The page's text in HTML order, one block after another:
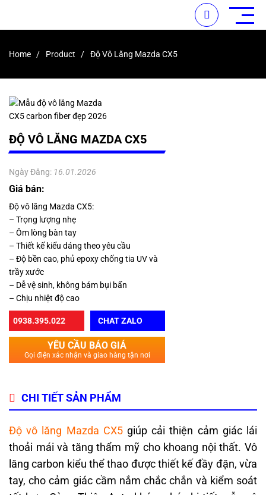
Home Product Độ Vô Lăng Mazda CX5
ĐỘ VÔ LĂNG MAZDA CX5
Ngày Đăng: 16.01.2026
Giá bán:
Độ vô lăng Mazda CX5:
– Trọng lượng nhẹ
– Ôm lòng bàn tay
– Thiết kế kiểu dáng theo yêu cầu
– Độ bền cao, phủ epoxy chống tia UV và
trầy xước
– Dễ vệ sinh, không bám bụi bẩn
– Chịu nhiệt độ cao
0938.395.022 CHAT ZALO
YÊU CẦU BÁO GIÁ
Gọi điện xác nhận và giao hàng tận nơi
CHI TIẾT SẢN PHẨM
Độ vô lăng Mazda CX5giúp cải thiện cảm giác lái
thoải mái và tăng thẩm mỹ cho khoang nội thất. Vô
lăng carbon kiểu thể thao được thiết kế đầy đặn, vừa
tay, cho cảm giác cầm nắm chắc chắn và kiểm soát